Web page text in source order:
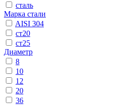
сталь
Марка стали
AISI 304
ст20
ст25
Диаметр
8
10
12
20
36